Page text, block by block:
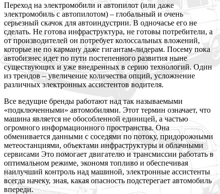
Переход на электромобили и автопилот (или даже
электромобиль с автопилотом) – глобальный и очень
серьезный скачок для автоиндустрии. В одночасье его не
сделать. Не готова инфраструктура, не готовы потребители, а
от производителей он потребует колоссальных вложений,
которые не по карману даже гигантам-лидерам. Посему пока
автобизнес идет по пути постепенного развития ныне
существующих и уже внедренных в серию технологий. Один
из трендов – увеличение количества опций, усложнение
различных электронных ассистентов водителя.
Все ведущие бренды работают над так называемыми
«подключенными» автомобилями. Этот термин означает, что
машина является не обособленной единицей, а частью
огромного информационного пространства. Она
обменивается данными с соседями по потоку, придорожными
метеостанциями, объектами инфраструктуры и облачными
сервисами Это помогает двигателю и трансмиссии работать в
оптимальном режиме, экономя топливо и обеспечивая
наилучший контроль над машиной, электронные ассистенты
всегда начеку, зная, какая опасность подстерегает автомобиль
впереди.